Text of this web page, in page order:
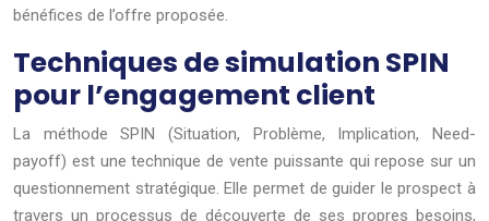
bénéfices de l’offre proposée.
Techniques de simulation SPIN
pour l’engagement client
La méthode SPIN (Situation, Problème, Implication, Need-
payoff) est une technique de vente puissante qui repose sur un
questionnement stratégique. Elle permet de guider le prospect à
travers un processus de découverte de ses propres besoins,